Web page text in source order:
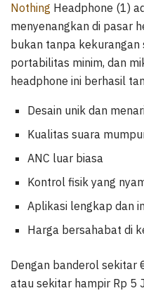
Nothing Headphone (1)
menyenangkan di pasar
bukan tanpa
portabilitas minim, dan
headphone ini berhasil
Desain unik dan
Kualitas suara
ANC luar biasa
Kontrol fisik yang
Aplikasi lengkap dan
Harga bersahabat di
Dengan banderol sekitar
atau sekitar hampir Rp 5